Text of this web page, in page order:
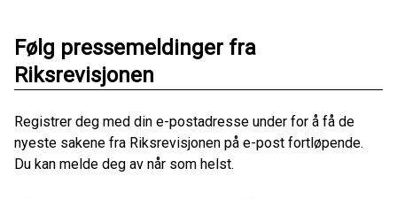
Følg pressemeldinger fra
Riksrevisjonen
Registrer deg med din e-postadresse under for å få de
nyeste sakene fra Riksrevisjonen på e-post fortløpende.
Du kan melde deg av når som helst.